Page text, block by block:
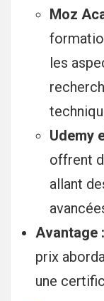
Moz
les
Udemy
offrent
allant
Avantage :
prix
une